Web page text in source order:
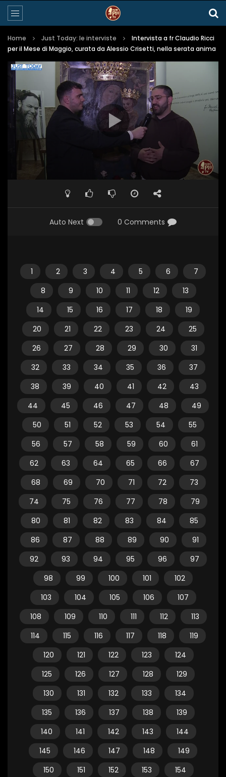
Home Just Today: le interviste
Intervista a fr Claudio Ricci
per il Mese di Maggio, curata da Alessio Crisetti, nella serata anima
Auto Next 0 Comments
1 2 3 4 5 6
7
8
9 10 11 12
13
14
15 16 17 18
19
20
21 22 23 24
25
26
27 28 29 30
31
32
33 34 35 36
37
38
39 40 41 42
43
44
45 46 47 48
49
50
51 52 53 54
55
56
57 58 59 60
61
62
63 64 65 66
67
68
69 70 71 72
73
74
75 76 77 78
79
80
81 82 83 84
85
86
87 88 89 90
91
92
93 94 95 96
97
98
99 100 101
102
103
104 105 106
107
108
109 110 111 112
113
114
115 116 117 118
119
120
121 122 123
124
125
126 127 128
129
130
131 132 133
134
135
136 137 138
139
140
141 142 143
144
145
146 147 148
149
150
151 152 153
154